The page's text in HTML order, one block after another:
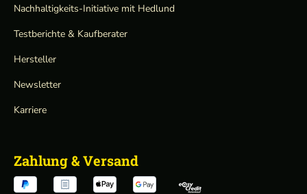
Nachhaltigkeits-Initiative mit Hedlund
Testberichte & Kaufberater
Hersteller
Newsletter
Karriere
Zahlung & Versand